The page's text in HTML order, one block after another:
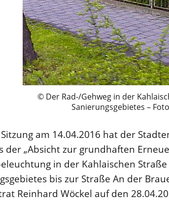
Der Rad-/Gehweg in der
Sanierungsgebietes –
am 14.04.2016 hat der
der „Absicht zur grundhaften
in der Kahlaischen
bis zur Straße An der
Reinhard Wöckel auf den